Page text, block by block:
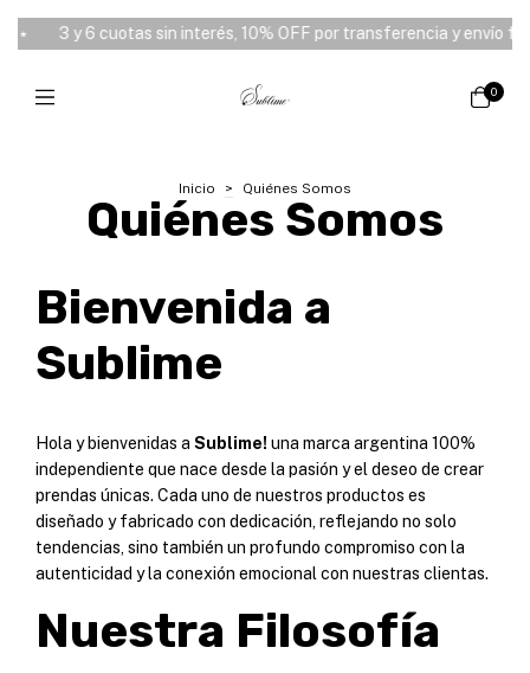
3 y 6 cuotas sin interés, 10% OFF por transferencia y envío
0
Inicio > Quiénes Somos
Quiénes Somos
Bienvenida a
Sublime
Hola y bienvenidas a Sublime! una marca argentina 100%
independiente que nace desde la pasión y el deseo de crear
prendas únicas. Cada uno de nuestros productos es
diseñado y fabricado con dedicación, reflejando no solo
tendencias, sino también un profundo compromiso con la
autenticidad y la conexión emocional con nuestras clientas.
Nuestra Filosofía